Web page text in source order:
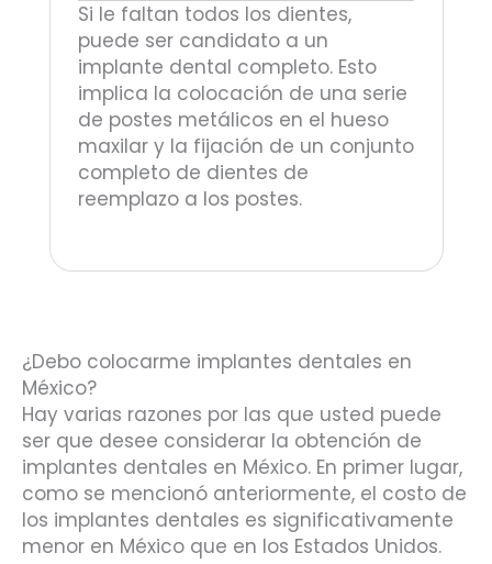
Si le faltan todos los dientes,
puede ser candidato a un
implante dental completo. Esto
implica la colocación de una serie
de postes metálicos en el hueso
maxilar y la fijación de un conjunto
completo de dientes de
reemplazo a los postes.
¿Debo colocarme implantes dentales en
México?
Hay varias razones por las que usted puede
ser que desee considerar la obtención de
implantes dentales en México. En primer lugar,
como se mencionó anteriormente, el costo de
los implantes dentales es significativamente
menor en México que en los Estados Unidos.